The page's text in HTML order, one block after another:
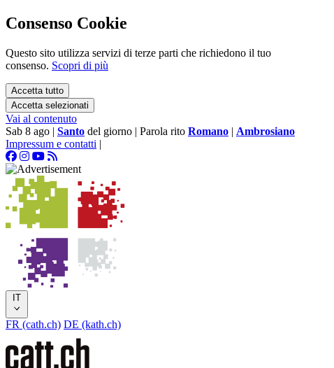
Consenso Cookie
Questo sito utilizza servizi di terze parti che richiedono il tuo
consenso. Scopri di più
Accetta tutto
Accetta selezionati
Vai al contenuto
Sab 8 ago | Santo del giorno | Parola rito Romano | Ambrosiano
Impressum e contatti |
IT
FR (cath.ch) DE (kath.ch)